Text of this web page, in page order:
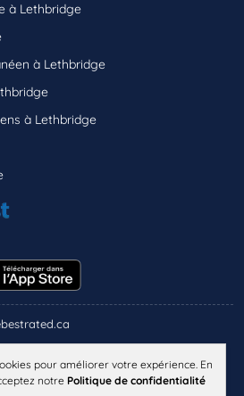
à Lethbridge
à Lethbridge
à Lethbridge
pour améliorer votre expérience. En
notre Politique de confidentialité